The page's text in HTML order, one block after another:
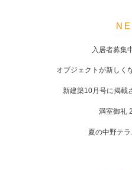
入居者募集
オブジェクトが新しく
新建築10月号に掲載
満室御礼
夏の中野テラ